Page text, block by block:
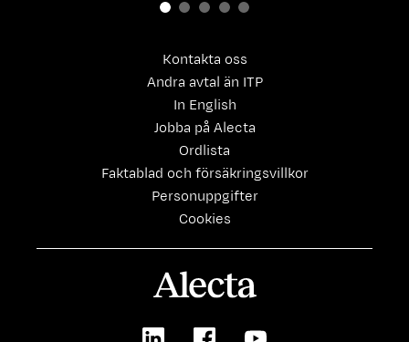
Kontakta oss
Andra avtal än ITP
In English
Jobba på Alecta
Ordlista
Faktablad och försäkringsvillkor
Personuppgifter
Cookies
LinkedIn FacebookYoutube
Alecta